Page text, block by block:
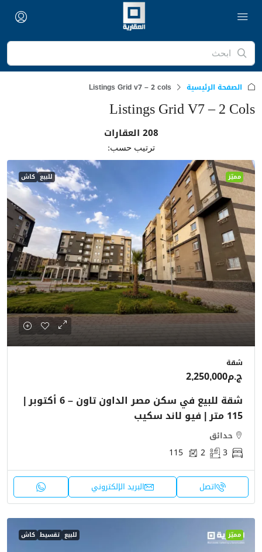
الصفحة الرئيسية Listings Grid v7 – 2 cols
Listings Grid V7 – 2 Cols
208 العقارات
ترتيب حسب:
مميّز للبيع كاش
شقة
ج.م2,250,000
شقة للبيع في سكن مصر الداون تاون – 6 أكتوبر |
115 متر | فيو لاند سكيب
حدائق
3
2
115
اتصل البريد الإلكتروني
مميّز للبيع تقسيط كاش